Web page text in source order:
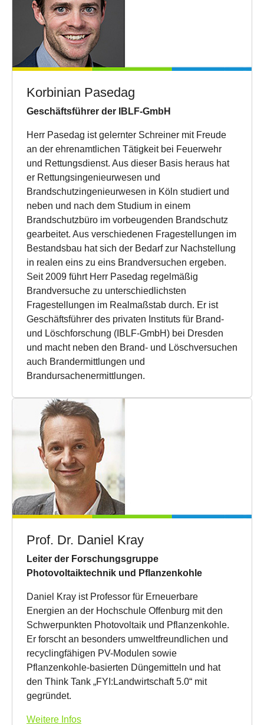
Korbinian Pasedag
Geschäftsführer der IBLF-GmbH
Herr Pasedag ist gelernter Schreiner mit Freude
an der ehrenamtlichen Tätigkeit bei Feuerwehr
und Rettungsdienst. Aus dieser Basis heraus hat
er Rettungsingenieurwesen und
Brandschutzingenieurwesen in Köln studiert und
neben und nach dem Studium in einem
Brandschutzbüro im vorbeugenden Brandschutz
gearbeitet. Aus verschiedenen Fragestellungen im
Bestandsbau hat sich der Bedarf zur Nachstellung
in realen eins zu eins Brandversuchen ergeben.
Seit 2009 führt Herr Pasedag regelmäßig
Brandversuche zu unterschiedlichsten
Fragestellungen im Realmaßstab durch. Er ist
Geschäftsführer des privaten Instituts für Brand-
und Löschforschung (IBLF-GmbH) bei Dresden
und macht neben den Brand- und Löschversuchen
auch Brandermittlungen und
Brandursachenermittlungen.
Prof. Dr. Daniel Kray
Leiter der Forschungsgruppe
Photovoltaiktechnik und Pflanzenkohle
Daniel Kray ist Professor für Erneuerbare
Energien an der Hochschule Offenburg mit den
Schwerpunkten Photovoltaik und Pflanzenkohle.
Er forscht an besonders umweltfreundlichen und
recyclingfähigen PV-Modulen sowie
Pflanzenkohle-basierten Düngemitteln und hat
den Think Tank „FYI:Landwirtschaft 5.0“ mit
gegründet.
Weitere Infos